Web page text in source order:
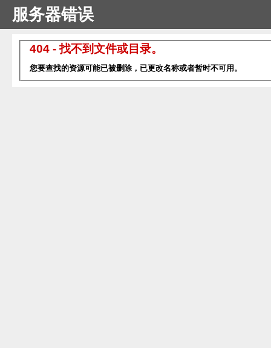
服务器错误
404 - 找不到文件或目录。
您要查找的资源可能已被删除，已更改名称或者暂时不可用。